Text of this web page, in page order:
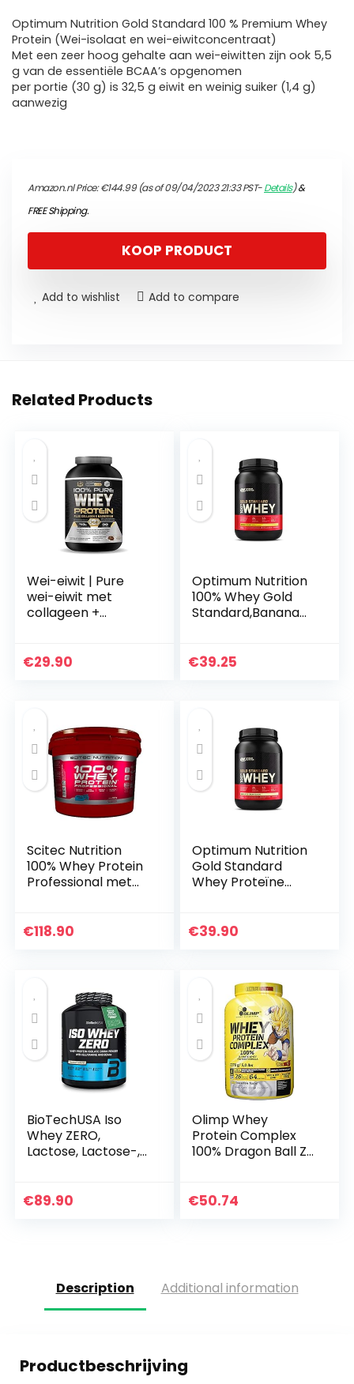
Optimum Nutrition Gold Standard 100 % Premium Whey
Protein (Wei-isolaat en wei-eiwitconcentraat)
Met een zeer hoog gehalte aan wei-eiwitten zijn ook 5,5
g van de essentiële BCAA’s opgenomen
per portie (30 g) is 32,5 g eiwit en weinig suiker (1,4 g)
aanwezig
Amazon.nl Price:€144.99(as of 09/04/2023 21:33 PST-Details)&
FREE Shipping.
KOOP PRODUCT
Add to wishlist Add to compare
Related Products
Wei-eiwit | Pure
wei-eiwit met
collageen +
vergroot de
€29.90
Optimum Nutrition
100% Whey Gold
Standard,Banana
€39.25
Scitec Nutrition
100% Whey Protein
Professional met
spijsverteringsenzy
€118.90
Optimum Nutrition
Gold Standard
Whey Proteïne
Herstel met
€39.90
BioTechUSA Iso
Whey ZERO,
Lactose, Lactose-,
eiwitisolaat, 2.27 kg,
€89.90
Olimp Whey
Protein Complex
100% Dragon Ball Z
Dose
€50.74
Description Additional information
Productbeschrijving